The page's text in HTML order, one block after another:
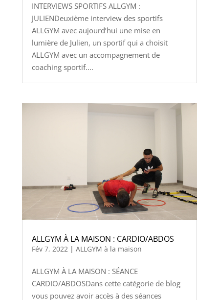
INTERVIEWS SPORTIFS ALLGYM :
JULIENDeuxième interview des sportifs
ALLGYM avec aujourd’hui une mise en
lumière de Julien, un sportif qui a choisit
ALLGYM avec un accompagnement de
coaching sportif....
ALLGYM À LA MAISON : CARDIO/ABDOS
Fév 7, 2022| ALLGYM à la maison
ALLGYM À LA MAISON : SÉANCE
CARDIO/ABDOSDans cette catégorie de blog
vous pouvez avoir accès à des séances